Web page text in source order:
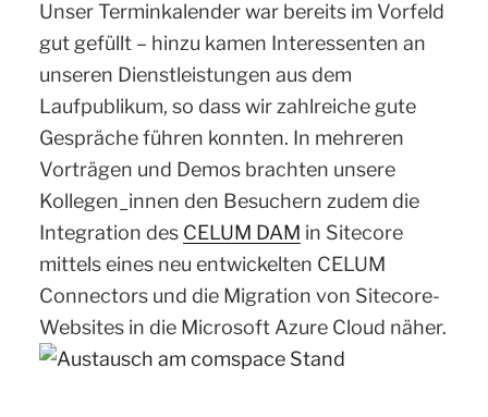
Unser Terminkalender war bereits im Vorfeld
gut gefüllt – hinzu kamen Interessenten an
unseren Dienstleistungen aus dem
Laufpublikum, so dass wir zahlreiche gute
Gespräche führen konnten. In mehreren
Vorträgen und Demos brachten unsere
Kollegen_innen den Besuchern zudem die
Integration des CELUM DAM in Sitecore
mittels eines neu entwickelten CELUM
Connectors und die Migration von Sitecore-
Websites in die Microsoft Azure Cloud näher.